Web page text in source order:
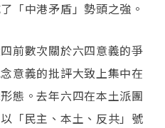
「中港矛盾」勢頭之強。
前數次關於六四意義的爭
意義的批評大致上集中在
態。去年六四在本土派團
「民主、本土、反共」號